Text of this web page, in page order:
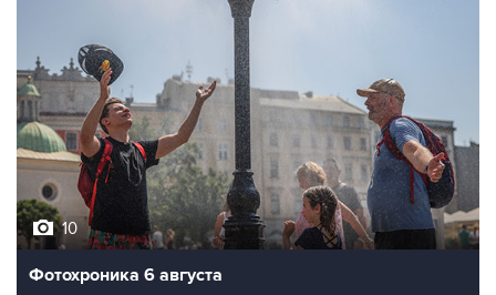
10
Фотохроника 6 августа